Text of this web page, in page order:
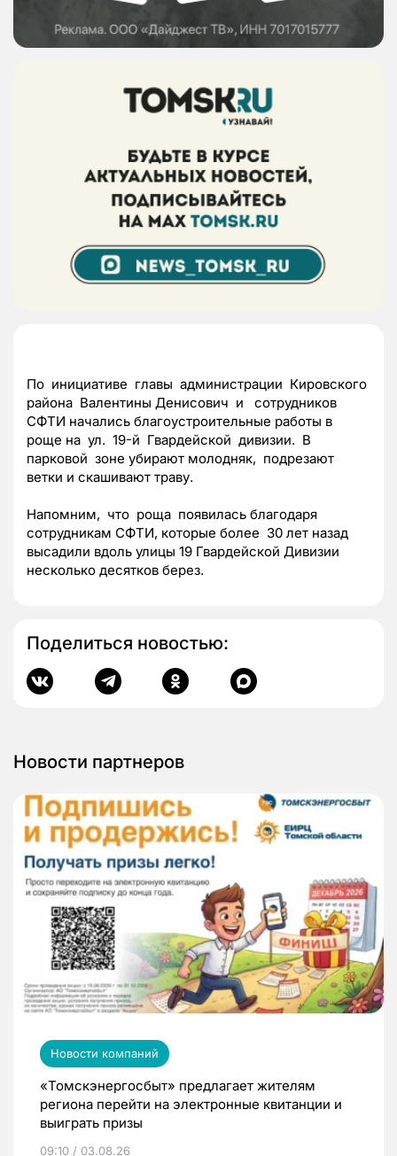
По инициативе главы администрации Кировского
района Валентины Денисович и сотрудников
СФТИ начались благоустроительные работы в
роще на ул. 19-й Гвардейской дивизии. В
парковой зоне убирают молодняк, подрезают
ветки и скашивают траву.
Напомним, что роща появилась благодаря
сотрудникам СФТИ, которые более 30 лет назад
высадили вдоль улицы 19 Гвардейской Дивизии
несколько десятков берез.
Поделиться новостью:
Новости партнеров
Новости компаний
«Томскэнергосбыт» предлагает жителям
региона перейти на электронные квитанции и
выиграть призы
09:10 / 03.08.26